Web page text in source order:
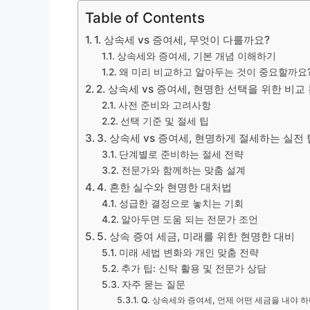
Table of Contents
1. 상속세 vs 증여세, 무엇이 다를까요?
상속세와 증여세, 기본 개념 이해하기
왜 미리 비교하고 알아두는 것이 중요할까요
2. 상속세 vs 증여세, 현명한 선택을 위한 비교
사전 준비와 고려사항
선택 기준 및 절세 팁
3. 상속세 vs 증여세, 현명하게 절세하는 실전
단계별로 준비하는 절세 전략
전문가와 함께하는 맞춤 설계
4. 흔한 실수와 현명한 대처법
성급한 결정으로 놓치는 기회
알아두면 도움 되는 전문가 조언
5. 상속 증여 세금, 미래를 위한 현명한 대비
미래 세법 변화와 개인 맞춤 전략
추가 팁: 신탁 활용 및 전문가 상담
자주 묻는 질문
Q. 상속세와 증여세, 언제 어떤 세금을 내야